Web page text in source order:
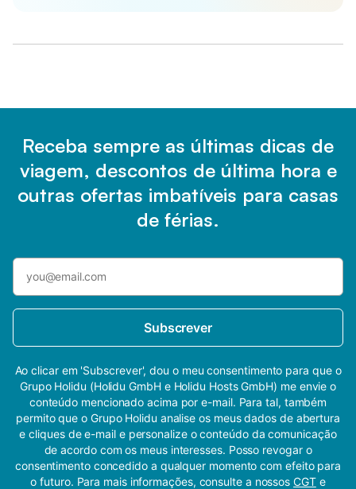
Receba sempre as últimas dicas de
viagem, descontos de última hora e
outras ofertas imbatíveis para casas
de férias.
Subscrever
Ao clicar em 'Subscrever', dou o meu consentimento para que o
Grupo Holidu (Holidu GmbH e Holidu Hosts GmbH) me envie o
conteúdo mencionado acima por e-mail. Para tal, também
permito que o Grupo Holidu analise os meus dados de abertura
e cliques de e-mail e personalize o conteúdo da comunicação
de acordo com os meus interesses. Posso revogar o
consentimento concedido a qualquer momento com efeito para
o futuro. Para mais informações, consulte a nossosCGTe